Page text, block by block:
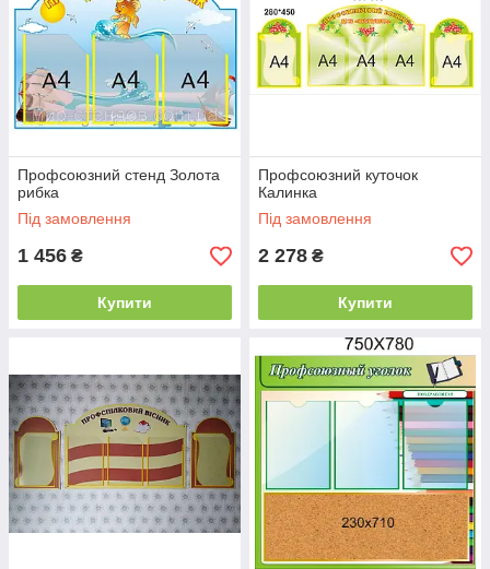
Профсоюзний стенд Золота
рибка
Під замовлення
1 456 ₴
Купити
Профсоюзний куточок
Калинка
Під замовлення
2 278 ₴
Купити